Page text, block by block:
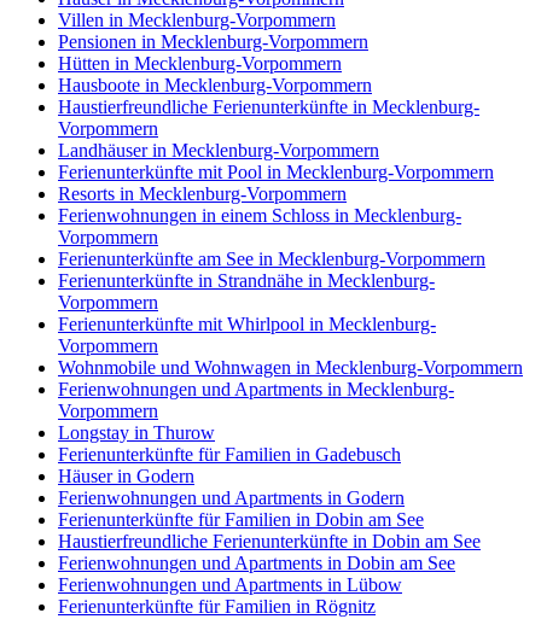
Villen in Mecklenburg-Vorpommern
Pensionen in Mecklenburg-Vorpommern
Hütten in Mecklenburg-Vorpommern
Hausboote in Mecklenburg-Vorpommern
Haustierfreundliche Ferienunterkünfte in Mecklenburg-
Vorpommern
Landhäuser in Mecklenburg-Vorpommern
Ferienunterkünfte mit Pool in Mecklenburg-Vorpommern
Resorts in Mecklenburg-Vorpommern
Ferienwohnungen in einem Schloss in Mecklenburg-
Vorpommern
Ferienunterkünfte am See in Mecklenburg-Vorpommern
Ferienunterkünfte in Strandnähe in Mecklenburg-
Vorpommern
Ferienunterkünfte mit Whirlpool in Mecklenburg-
Vorpommern
Wohnmobile und Wohnwagen in Mecklenburg-Vorpommern
Ferienwohnungen und Apartments in Mecklenburg-
Vorpommern
Longstay in Thurow
Ferienunterkünfte für Familien in Gadebusch
Häuser in Godern
Ferienwohnungen und Apartments in Godern
Ferienunterkünfte für Familien in Dobin am See
Haustierfreundliche Ferienunterkünfte in Dobin am See
Ferienwohnungen und Apartments in Dobin am See
Ferienwohnungen und Apartments in Lübow
Ferienunterkünfte für Familien in Rögnitz